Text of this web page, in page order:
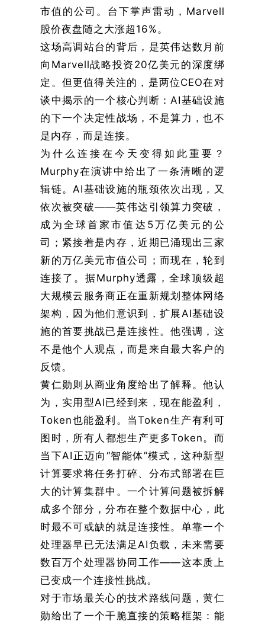
市值的公司。台下掌声雷动，Marvell
股价夜盘随之大涨超16%。
这场高调站台的背后，是英伟达数月前
向Marvell战略投资20亿美元的深度绑
定。但更值得关注的，是两位CEO在对
谈中揭示的一个核心判断：AI基础设施
的下一个决定性战场，不是算力，也不
是内存，而是连接。
为什么连接在今天变得如此重要？
Murphy在演讲中给出了一条清晰的逻
辑链。AI基础设施的瓶颈依次出现，又
依次被突破——英伟达引领算力突破，
成为全球首家市值达5万亿美元的公
司；紧接着是内存，近期已涌现出三家
新的万亿美元市值公司；而现在，轮到
连接了。据Murphy透露，全球顶级超
大规模云服务商正在重新规划整体网络
架构，因为他们意识到，扩展AI基础设
施的首要挑战已是连接性。他强调，这
不是他个人观点，而是来自最大客户的
反馈。
黄仁勋则从商业角度给出了解释。他认
为，实用型AI已经到来，现在能盈利，
Token也能盈利。当Token生产有利可
图时，所有人都想生产更多Token。而
当下AI正迈向“智能体”模式，这种新型
计算要求将任务打碎、分布式部署在巨
大的计算集群中。一个计算问题被拆解
成多个部分，分布在整个数据中心，此
时最不可或缺的就是连接性。单靠一个
处理器早已无法满足AI负载，未来需要
数百万个处理器协同工作——这本质上
已变成一个连接性挑战。
对于市场最关心的技术路线问题，黄仁
勋给出了一个干脆直接的策略框架：能